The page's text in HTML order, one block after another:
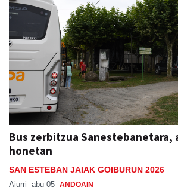
Bus zerbitzua Sanestebanetara,
honetan
SAN ESTEBAN JAIAK GOIBURUN 2026
Aiurri abu 05 ANDOAIN